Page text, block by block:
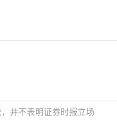
并不表明证券时报立场